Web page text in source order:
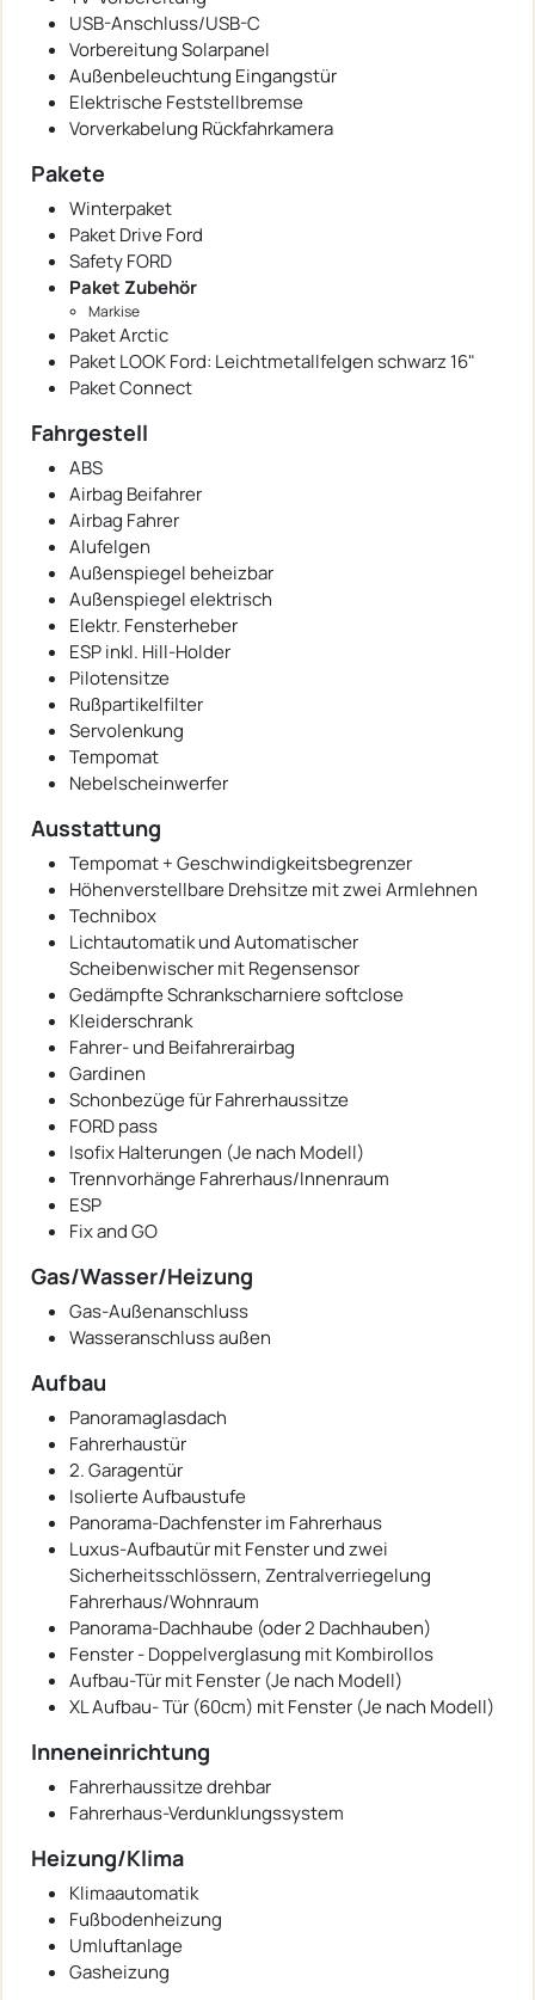
USB-Anschluss/USB-C
Vorbereitung Solarpanel
Außenbeleuchtung Eingangstür
Elektrische Feststellbremse
Vorverkabelung Rückfahrkamera
Pakete
Winterpaket
Paket Drive Ford
Safety FORD
Paket Zubehör
Markise
Paket Arctic
Paket LOOK Ford: Leichtmetallfelgen schwarz 16"
Paket Connect
Fahrgestell
ABS
Airbag Beifahrer
Airbag Fahrer
Alufelgen
Außenspiegel beheizbar
Außenspiegel elektrisch
Elektr. Fensterheber
ESP inkl. Hill-Holder
Pilotensitze
Rußpartikelfilter
Servolenkung
Tempomat
Nebelscheinwerfer
Ausstattung
Tempomat + Geschwindigkeitsbegrenzer
Höhenverstellbare Drehsitze mit zwei Armlehnen
Technibox
Lichtautomatik und Automatischer
Scheibenwischer mit Regensensor
Gedämpfte Schrankscharniere softclose
Kleiderschrank
Fahrer- und Beifahrerairbag
Gardinen
Schonbezüge für Fahrerhaussitze
FORD pass
Isofix Halterungen (Je nach Modell)
Trennvorhänge Fahrerhaus/Innenraum
ESP
Fix and GO
Gas/Wasser/Heizung
Gas-Außenanschluss
Wasseranschluss außen
Aufbau
Panoramaglasdach
Fahrerhaustür
2. Garagentür
Isolierte Aufbaustufe
Panorama-Dachfenster im Fahrerhaus
Luxus-Aufbautür mit Fenster und zwei
Sicherheitsschlössern, Zentralverriegelung
Fahrerhaus/Wohnraum
Panorama-Dachhaube (oder 2 Dachhauben)
Fenster - Doppelverglasung mit Kombirollos
Aufbau-Tür mit Fenster (Je nach Modell)
XL Aufbau- Tür (60cm) mit Fenster (Je nach Modell)
Inneneinrichtung
Fahrerhaussitze drehbar
Fahrerhaus-Verdunklungssystem
Heizung/Klima
Klimaautomatik
Fußbodenheizung
Umluftanlage
Gasheizung